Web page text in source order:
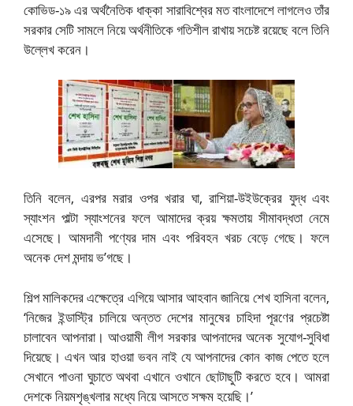
কোভিড-১৯ এর অর্থনৈতিক ধাক্কা সারাবিশ্বের মত বাংলাদেশে লাগলেও তাঁর
সরকার সেটি সামলে নিয়ে অর্থনীতিকে গতিশীল রাখায় সচেষ্ট রয়েছে বলে তিনি
উল্লেখ করেন।
তিনি বলেন, এরপর মরার ওপর খরার ঘা, রাশিয়া-উইউক্রের যুদ্ধ এবং
স্যাংশন পাল্টা স্যাংশনের ফলে আমাদের ক্রয় ক্ষমতায় সীমাবদ্ধতা নেমে
এসেছে। আমদানী পণ্যের দাম এবং পরিবহন খরচ বেড়ে গেছে। ফলে
অনেক দেশ মন্দায় ভ’গছে।
শিল্প মালিকদের এক্ষেত্রে এগিয়ে আসার আহবান জানিয়ে শেখ হাসিনা বলেন,
‘নিজের ইন্ডাস্ট্রি চালিয়ে অন্তত দেশের মানুষের চাহিদা পূরণের প্রচেষ্টা
চালাবেন আপনারা। আওয়ামী লীগ সরকার আপনাদের অনেক সুযোগ-সুবিধা
দিয়েছে। এখন আর হাওয়া ভবন নাই যে আপনাদের কোন কাজ পেতে হলে
সেখানে পাওনা ঘুচাতে অথবা এখানে ওখানে ছোটাছুটি করতে হবে। আমরা
দেশকে নিয়মশৃঙ্খলার মধ্যে নিয়ে আসতে সক্ষম হয়েছি।’